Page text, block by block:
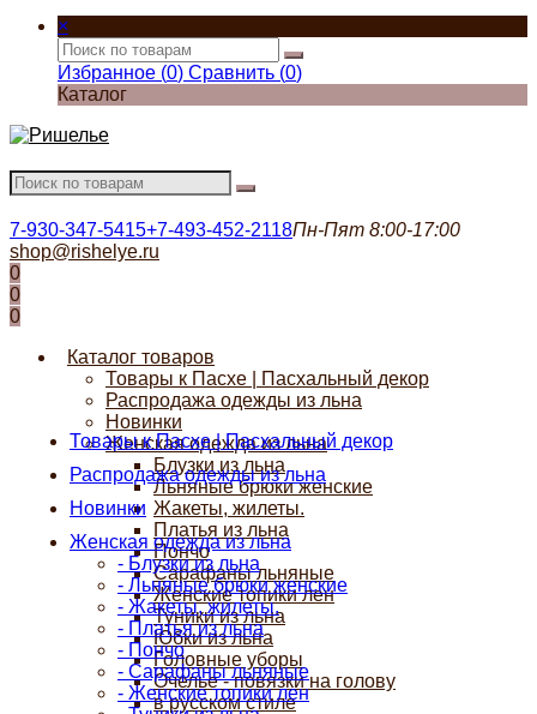
×
Избранное (0) Сравнить (0)
Каталог
7-930-347-5415+7-493-452-2118Пн-Пят 8:00-17:00
shop@rishelye.ru
0
0
0
Каталог товаров
Товары к Пасхе | Пасхальный декор
Распродажа одежды из льна
Новинки
Женская одежда из льна
Блузки из льна
Льняные брюки женские
Жакеты, жилеты.
Платья из льна
Пончо
Сарафаны льняные
Женские топики лен
Туники из льна
Юбки из льна
Головные уборы
Очелье - повязки на голову
в русском стиле
Товары к Пасхе | Пасхальный декор
Распродажа одежды из льна
Новинки
Женская одежда из льна
- Блузки из льна
- Льняные брюки женские
- Жакеты, жилеты.
- Платья из льна
- Пончо
- Сарафаны льняные
- Женские топики лен